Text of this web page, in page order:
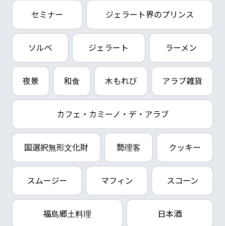
セミナー ジェラート界のプリンス
ソルベ ジェラート ラーメン
夜景 和食 木もれび アラブ雑貨
カフェ・カミーノ・デ・アラブ
国選択無形文化財 勢理客 クッキー
スムージー マフィン スコーン
福島郷土料理 日本酒